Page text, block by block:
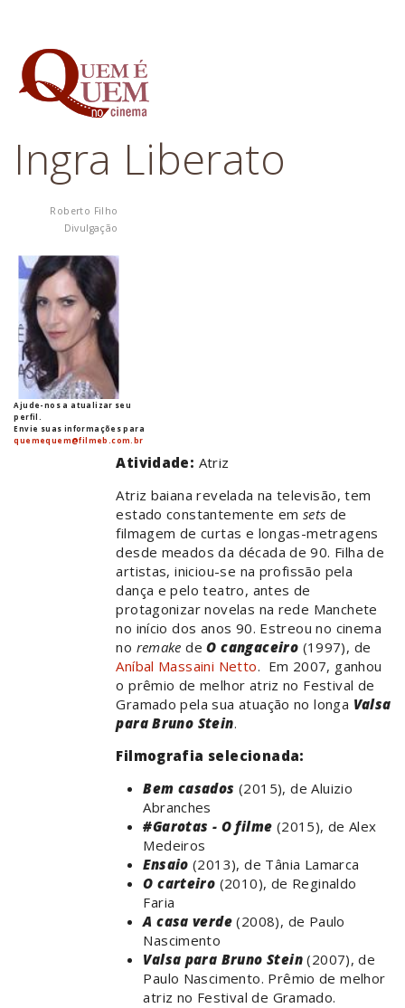
Ingra Liberato
Roberto Filho
Divulgação
Ajude-nos a atualizar seu
perfil.
Envie suas informações para
quemequem@filmeb.com.br
Atividade: Atriz
Atriz baiana revelada na televisão, tem
estado constantemente emsets de
filmagem de curtas e longas-metragens
desde meados da década de 90. Filha de
artistas, iniciou-se na profissão pela
dança e pelo teatro, antes de
protagonizar novelas na rede Manchete
no início dos anos 90. Estreou no cinema
no remake deO cangaceiro (1997), de
Aníbal Massaini Netto. Em 2007, ganhou
o prêmio de melhor atriz no Festival de
Gramado pela sua atuação no longa Valsa
para Bruno Stein.
Filmografia selecionada:
Bem casados(2015), de Aluizio
Abranches
#Garotas - O filme (2015), de Alex
Medeiros
Ensaio (2013), de Tânia Lamarca
O carteiro (2010), de Reginaldo
Faria
A casa verde (2008), de Paulo
Nascimento
Valsa para Bruno Stein(2007), de
Paulo Nascimento. Prêmio de melhor
atriz no Festival de Gramado.